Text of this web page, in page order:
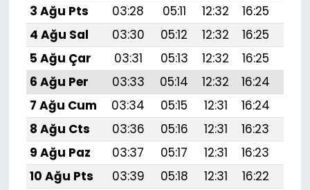
3 Ağu Pts
03:28 05:11 12:32 16:25
4 Ağu Sal
03:30 05:12 12:32 16:25
5 Ağu Çar
03:31 05:13 12:32 16:25
6 Ağu Per
03:33 05:14 12:32 16:24
7 Ağu Cum
03:34 05:15 12:31 16:24
8 Ağu Cts
03:36 05:16 12:31 16:23
9 Ağu Paz
03:37 05:17 12:31 16:23
10 Ağu Pts
03:39 05:18 12:31 16:22